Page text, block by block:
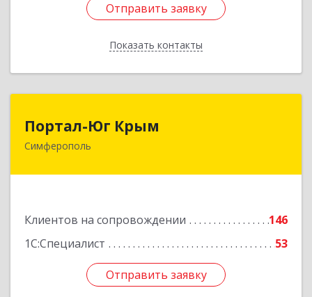
Отправить заявку
Показать контакты
Отправить заявку
Назад
Портал-Юг Крым
Симферополь
Клиентов на сопровождении
146
1С:Специалист
53
Отправить заявку
295015, Крым Респ, Симферополь г, Козлова ул,
Отправить заявку